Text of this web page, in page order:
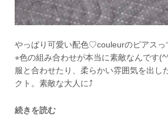
やっぱり可愛い配色♡couleurのピアスっ
⭐︎色の組み合わせが本当に素敵なんです
服と合わせたり、柔らかい雰囲気を出し
クト。素敵な大人に⤴︎
続きを読む